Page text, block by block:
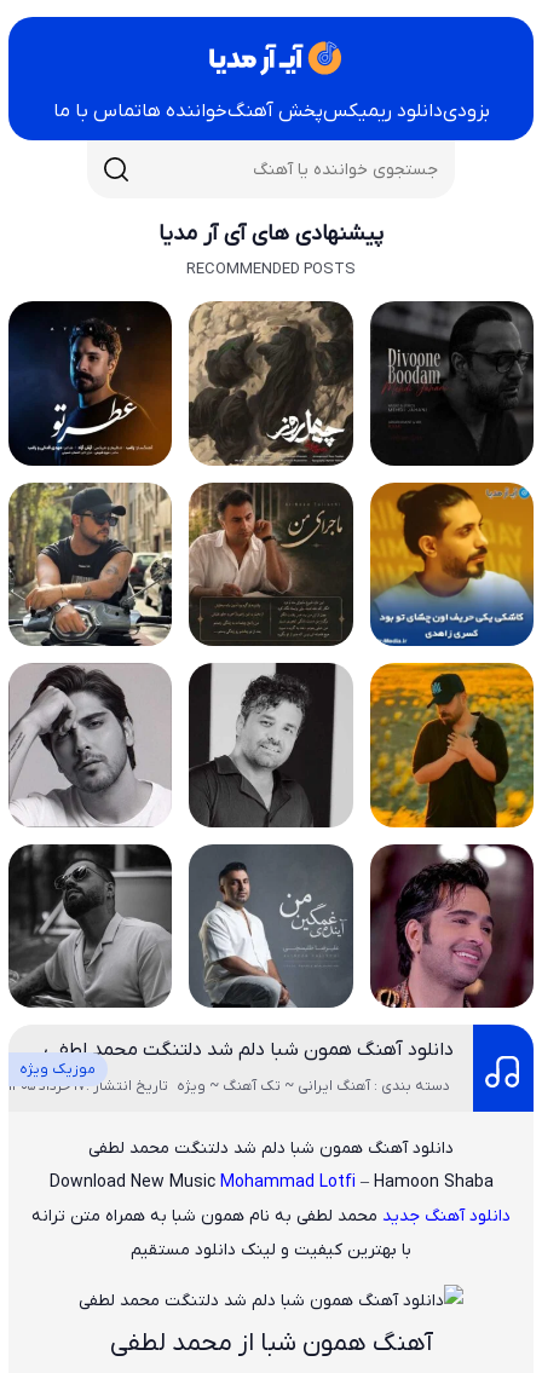
بزودیدانلود ریمیکسپخش آهنگخواننده هاتماس با ما
پیشنهادی های آی آر مدیا
RECOMMENDED POSTS
دانلود آهنگ همون شبا دلم شد دلتنگت محمد لطفی
موزیک ویژه
دسته بندی : آهنگ ایرانی ~ تک آهنگ ~ ویژه تاریخ انتشار :17 خرداد 1405
دانلود آهنگ همون شبا دلم شد دلتنگت محمد لطفی
Download New MusicMohammad Lotfi – Hamoon Shaba
دانلود آهنگ جدید محمد لطفی به نام همون شبا به همراه متن ترانه
با بهترین کیفیت و لینک دانلود مستقیم
آهنگ همون شبا از محمد لطفی